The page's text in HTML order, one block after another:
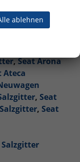
Salzgitter
,Seat Arona
Ateca
, Seat
, Seat
Salzgitter
ablehnen